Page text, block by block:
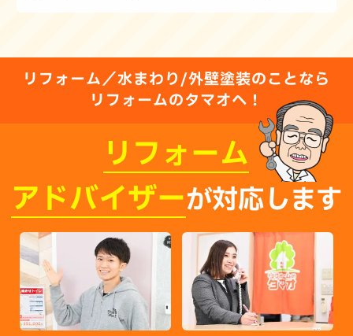
リフォーム／水まわり/外壁塗装のことなら
リフォームのタマオへ！
リフォーム
アドバイザーが対応します